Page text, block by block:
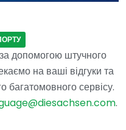
допомогою штучного
на ваші відгуки та
сервісу.
.